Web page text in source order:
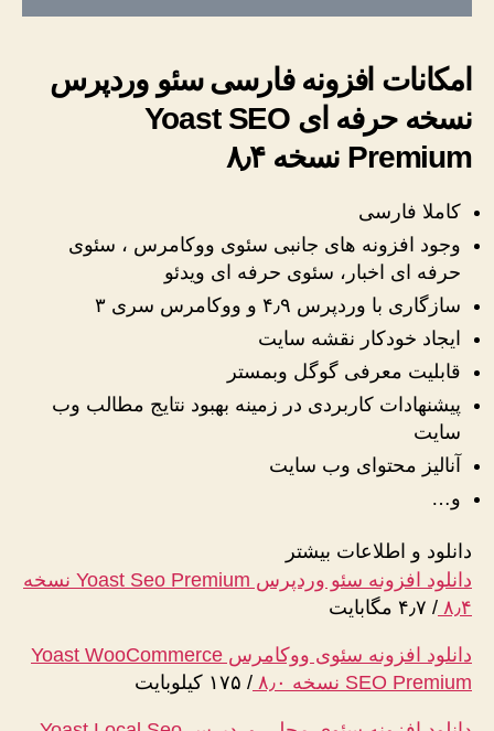
امکانات افزونه فارسی سئو وردپرس
نسخه حرفه ای Yoast SEO
Premium نسخه ۸٫۴
کاملا فارسی
وجود افزونه های جانبی سئوی ووکامرس ، سئوی
حرفه ای اخبار، سئوی حرفه ای ویدئو
سازگاری با وردپرس ۴٫۹ و ووکامرس سری ۳
ایجاد خودکار نقشه سایت
قابلیت معرفی گوگل وبمستر
پیشنهادات کاربردی در زمینه بهبود نتایج مطالب وب
سایت
آنالیز محتوای وب سایت
و…
دانلود و اطلاعات بیشتر
دانلود افزونه سئو وردپرس Yoast Seo Premium نسخه
۸٫۴ / ۴٫۷ مگابایت
دانلود افزونه سئوی ووکامرس Yoast WooCommerce
SEO Premium نسخه ۸٫۰
/ ۱۷۵ کیلوبایت